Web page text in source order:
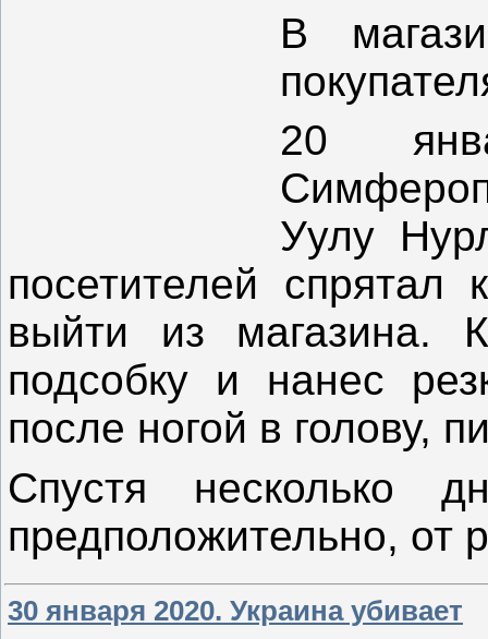
В
20
Уулу
посетителей
выйти из магазина.
подсобку и нанес
после ногой в голову,
Спустя несколько
предположительно, от
30 января 2020. Украина убивает